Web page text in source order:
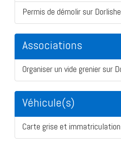
Permis de démolir sur
Associations
Organiser un vide grenier sur
Véhicule(s)
Carte grise et